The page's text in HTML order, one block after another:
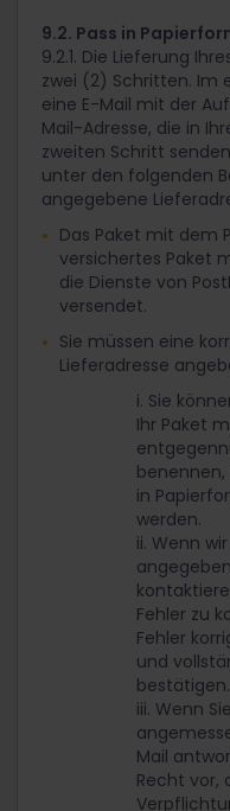
9.2. Pass in
9.2.1. Die Lieferung
zwei (2) Schritten. Im
eine E-Mail mit der
Mail-Adresse, die in
zweiten Schritt
unter den folgenden
angegebene
Das Paket mit dem
versichertes Paket
die Dienste von
versendet.
Sie müssen eine
Lieferadresse
i. Sie
Ihr Paket
in
werden.
ii. Wenn
Fehler zu
Fehler
und
bestätigen.
iii. Wenn
Mail
Recht vor,